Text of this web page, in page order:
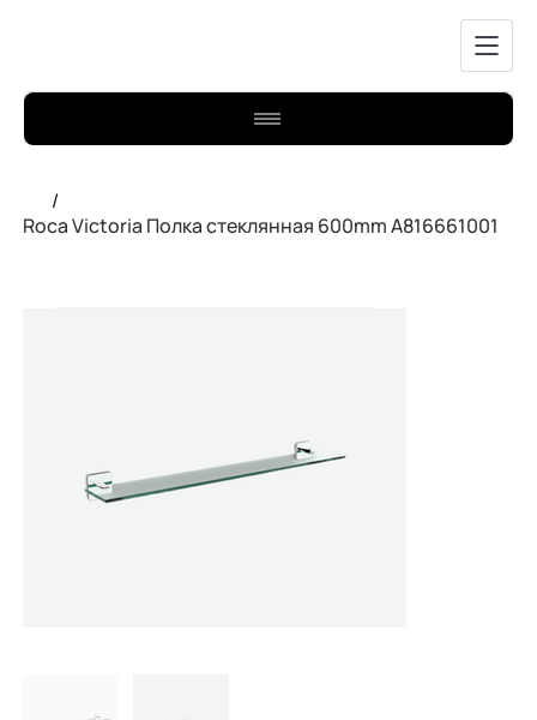
/
Roca Victoria Полка стеклянная 600mm A816661001